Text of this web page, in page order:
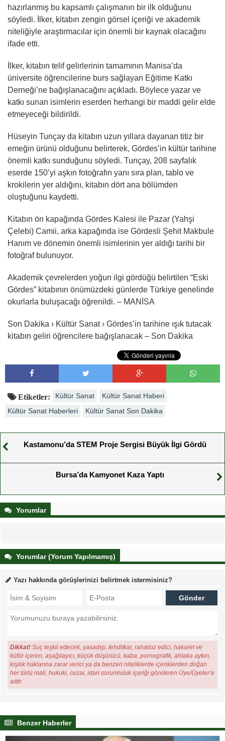
hazırlanmış bu kapsamlı çalışmanın bir ilk olduğunu
söyledi. İlker, kitabın zengin görsel içeriği ve akademik
niteliğiyle araştırmacılar için önemli bir kaynak olacağını
ifade etti.
İlker, kitabın telif gelirlerinin tamamının Manisa’da
üniversite öğrencilerine burs sağlayan Eğitime Katkı
Derneği’ne bağışlanacağını açıkladı. Böylece yazar ve
katkı sunan isimlerin eserden herhangi bir maddi gelir elde
etmeyeceği bildirildi.
Hüseyin Tunçay da kitabın uzun yıllara dayanan titiz bir
emeğin ürünü olduğunu belirterek, Gördes’in kültür tarihine
önemli katkı sunduğunu söyledi. Tunçay, 208 sayfalık
eserde 150’yi aşkın fotoğrafın yanı sıra plan, tablo ve
krokilerin yer aldığını, kitabın dört ana bölümden
oluştuğunu kaydetti.
Kitabın ön kapağında Gördes Kalesi ile Pazar (Yahşi
Çelebi) Camii, arka kapağında ise Gördesli Şehit Makbule
Hanım ve dönemin önemli isimlerinin yer aldığı tarihi bir
fotoğraf bulunuyor.
Akademik çevrelerden yoğun ilgi gördüğü belirtilen “Eski
Gördes” kitabının önümüzdeki günlerde Türkiye genelinde
okurlarla buluşacağı öğrenildi. – MANİSA
Son Dakika › Kültür Sanat › Gördes’in tarihine ışık tutacak
kitabın geliri öğrencilere bağışlanacak – Son Dakika
Etiketler: Kültür Sanat
Kültür Sanat Haberi
Kültür Sanat Haberleri
Kültür Sanat Son Dakika
Kastamonu’da STEM Proje Sergisi Büyük İlgi Gördü
Bursa’da Kamyonet Kaza Yaptı
Yorumlar
Yorumlar (Yorum Yapılmamış)
Yazı hakkında görüşlerinizi belirtmek istermisiniz?
Dikkat! Suç teşkil edecek, yasadışı, tehditkar, rahatsız edici, hakaret ve
küfür içeren, aşağılayıcı, küçük düşürücü, kaba, pornografik, ahlaka aykırı,
kişilik haklarına zarar verici ya da benzeri niteliklerde içeriklerden doğan
her türlü mali, hukuki, cezai, idari sorumluluk içeriği gönderen Üye/Üyeler’e
aittir.
Benzer Haberler